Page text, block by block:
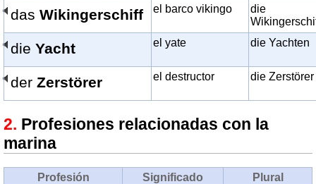
das Wikingerschiff el barco vikingo
die
die Yacht el yate die Yachten
der Zerstörer el destructor die Zerstörer
Profesiones relacionadas con la
marina
Profesión Significado Plural